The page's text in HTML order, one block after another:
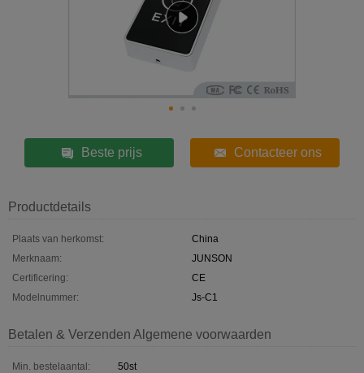
Beste prijs Contacteer ons
Productdetails
Plaats van herkomst:
China
Merknaam:
JUNSON
Certificering:
CE
Modelnummer:
Js-C1
Betalen & Verzenden Algemene voorwaarden
Min. bestelaantal:
50st